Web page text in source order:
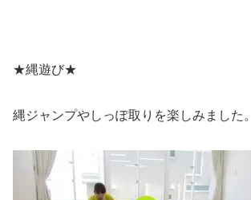
★縄遊び★
縄ジャンプやしっぽ取りを楽しみました。